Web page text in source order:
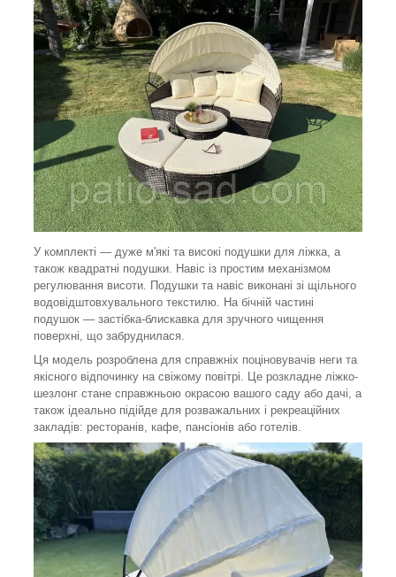
У комплекті — дуже м'які та високі подушки для ліжка, а
також квадратні подушки. Навіс із простим механізмом
регулювання висоти. Подушки та навіс виконані зі щільного
водовідштовхувального текстилю. На бічній частині
подушок — застібка-блискавка для зручного чищення
поверхні, що забруднилася.
Ця модель розроблена для справжніх поціновувачів неги та
якісного відпочинку на свіжому повітрі. Це розкладне ліжко-
шезлонг стане справжньою окрасою вашого саду або дачі, а
також ідеально підійде для розважальних і рекреаційних
закладів: ресторанів, кафе, пансіонів або готелів.